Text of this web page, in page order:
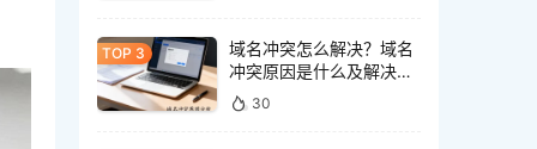
域名冲突怎么解决？域名
冲突原因是什么及解决方
法
30